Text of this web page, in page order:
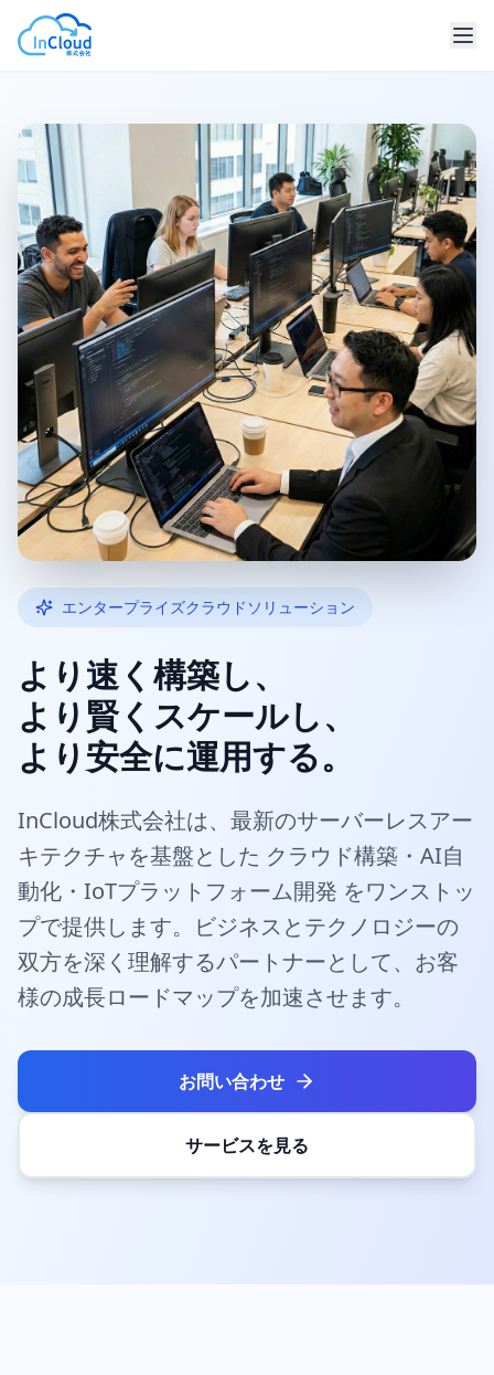
エンタープライズクラウドソリューション
より速く構築し、
より賢くスケールし、
より安全に運用する。
InCloud株式会社は、最新のサーバーレスアー
キテクチャを基盤とした クラウド構築・AI自
動化・IoTプラットフォーム開発 をワンストッ
プで提供します。ビジネスとテクノロジーの
双方を深く理解するパートナーとして、お客
様の成長ロードマップを加速させます。
お問い合わせ
サービスを見る